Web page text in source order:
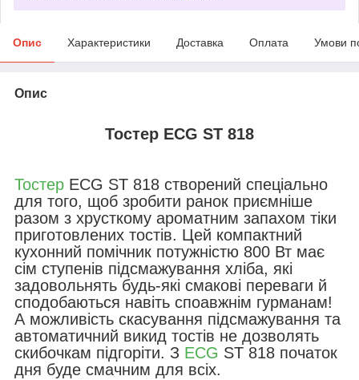
Опис Характеристики Доставка Оплата Умови
Опис
Тостер ECG ST 818
Тостер ECG ST 818 створений спеціально
для того, щоб зробити ранок приємніше
разом з хрусткому ароматним запахом тіки
приготовлених тостів. Цей компактний
кухонний помічник потужністю 800 Вт має
сім ступенів підсмажування хліба, які
задовольнять будь-які смакові переваги й
сподобаються навіть споавжнім гурманам!
А можливість скасування підсмажування та
автоматичний викид тостів не дозволять
скибочкам підгоріти. З ECG ST 818 початок
дня буде смачним для всіх.